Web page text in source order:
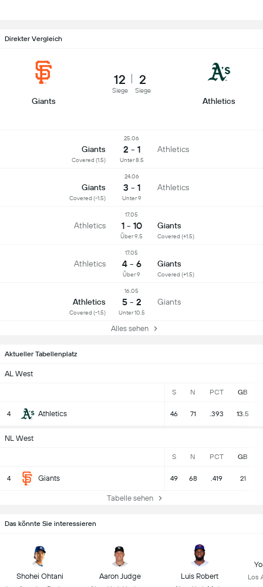
Aktueller Tabellenplatz
AL West
S N PCT GB
4 Athletics 46 71 .393 13.5
NL West
S N PCT GB
4 Giants 49 68 .419 21
Tabelle sehen
Direkter Vergleich
Giants
12
Siege
2
Siege
Athletics
Giants
Covered (1.5)
25.06
2 - 1 Athletics
Unter 8.5
Giants
Covered (-1.5)
24.06
3 - 1 Athletics
Unter 9
Athletics
17.05
1 - 10 Giants
Covered (+1.5)
Über 9.5
Athletics
17.05
4 - 6 Giants
Covered (+1.5)
Über 9
Athletics
Covered (-1.5)
16.05
5 - 2 Giants
Unter 10.5
Alles sehen
Das könnte Sie interessieren
Shohei Ohtani Aaron Judge Luis Robert Los